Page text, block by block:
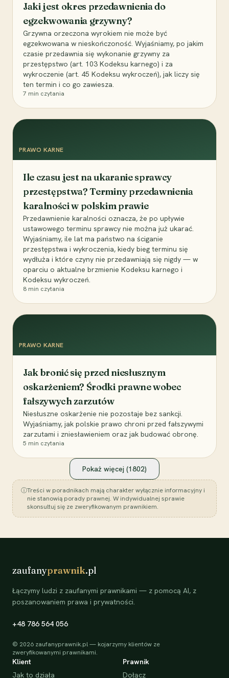
Jaki jest okres przedawnienia do
egzekwowania grzywny?
Grzywna orzeczona wyrokiem nie może być
egzekwowana w nieskończoność. Wyjaśniamy, po jakim
czasie przedawnia się wykonanie grzywny za
przestępstwo (art. 103 Kodeksu karnego) i za
wykroczenie (art. 45 Kodeksu wykroczeń), jak liczy się
ten termin i co go zawiesza.
7 min czytania
PRAWO KARNE
Ile czasu jest na ukaranie sprawcy
przestępstwa? Terminy przedawnienia
karalności w polskim prawie
Przedawnienie karalności oznacza, że po upływie
ustawowego terminu sprawcy nie można już ukarać.
Wyjaśniamy, ile lat ma państwo na ściganie
przestępstwa i wykroczenia, kiedy bieg terminu się
wydłuża i które czyny nie przedawniają się nigdy — w
oparciu o aktualne brzmienie Kodeksu karnego i
Kodeksu wykroczeń.
8 min czytania
PRAWO KARNE
Jak bronić się przed niesłusznym
oskarżeniem? Środki prawne wobec
fałszywych zarzutów
Niesłuszne oskarżenie nie pozostaje bez sankcji.
Wyjaśniamy, jak polskie prawo chroni przed fałszywymi
zarzutami i zniesławieniem oraz jak budować obronę.
5 min czytania
Pokaż więcej (1802)
ⓘTreści w poradnikach mają charakter wyłącznie informacyjny i
nie stanowią porady prawnej. W indywidualnej sprawie
skonsultuj się ze zweryfikowanym prawnikiem.
zaufanyprawnik.pl
Łączymy ludzi z zaufanymi prawnikami — z pomocą AI, z
poszanowaniem prawa i prywatności.
+48 786 564 056
© 2026 zaufanyprawnik.pl — kojarzymy klientów ze
zweryfikowanymi prawnikami.
Klient
Jak to działa
Prawnik
Dołącz